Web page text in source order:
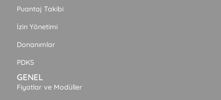
Puantaj Takibi
İzin Yönetimi
Donanımlar
PDKS
GENEL
Fiyatlar ve Modüller